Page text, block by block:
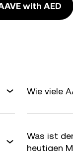
with AED
Wie viele
Was ist
heutigen